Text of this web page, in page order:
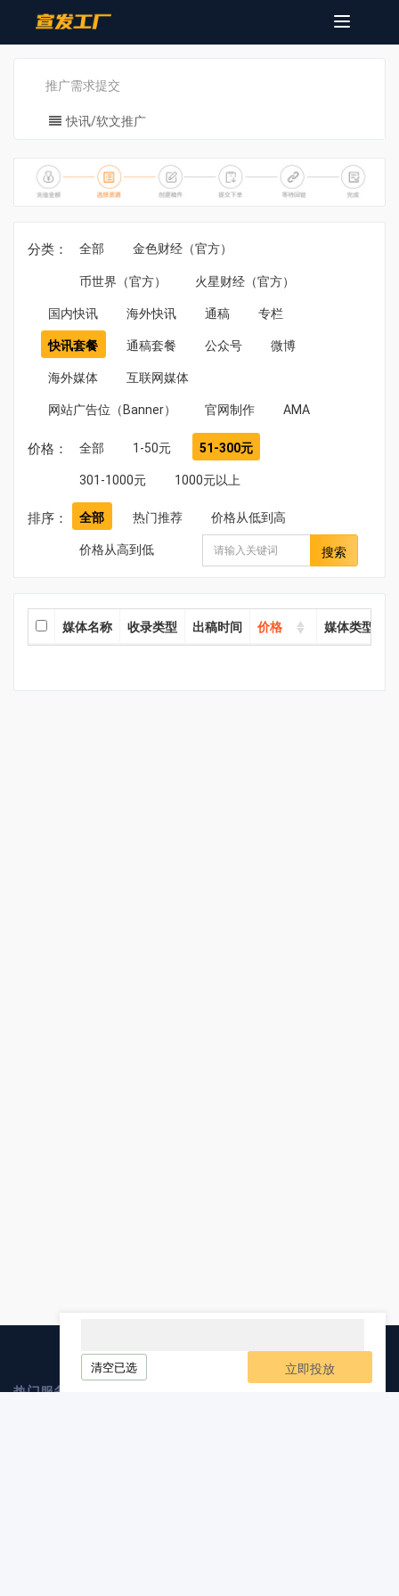
Toggle
推广需求提交
快讯/软文推广
分类： 全部 金色财经（官方）
币世界（官方） 火星财经（官方）
国内快讯 海外快讯 通稿 专栏
快讯套餐 通稿套餐 公众号 微博
海外媒体 互联网媒体
网站广告位（Banner） 官网制作 AMA
价格： 全部 1-50元 51-300元
301-1000元 1000元以上
排序： 全部 热门推荐 价格从低到高
价格从高到低 搜索
媒体名称 收录类型 出稿时间 价格 媒体类型
清空已选 立即投放
热门服务